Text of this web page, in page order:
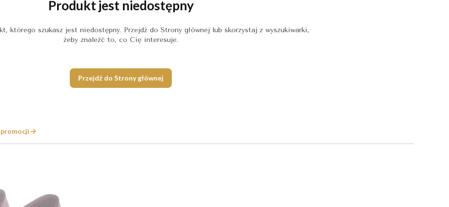
Produkt jest niedostępny
którego szukasz jest niedostępny. Przejdź do Strony głównej lub skorzystaj z wyszukiwarki,
żeby znaleźć to, co Cię interesuje.
Przejdź do Strony głównej